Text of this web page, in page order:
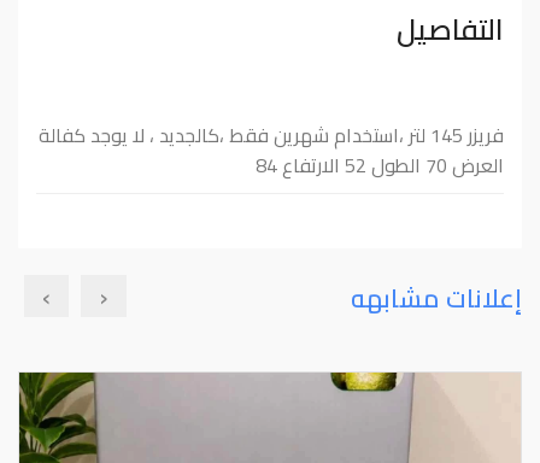
التفاصيل
فريزر 145 لتر ،استخدام شهرين فقط ،كالجديد ، لا يوجد كفالة
العرض 70 الطول 52 الارتفاع 84
إعلانات مشابهه ‹
›